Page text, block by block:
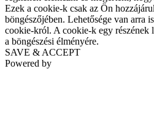
Ezek a cookie-k csak az Ön
böngészőjében. Lehetősége van arra
cookie-król. A cookie-k egy részének
a böngészési élményére.
SAVE & ACCEPT
Powered by